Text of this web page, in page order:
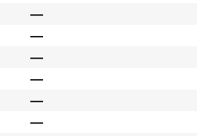
―
―
―
―
―
―